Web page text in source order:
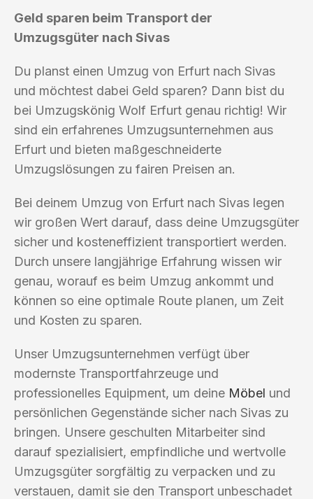
Geld sparen beim Transport der
Umzugsgüter nach Sivas
Du planst einen Umzug von Erfurt nach Sivas
und möchtest dabei Geld sparen? Dann bist du
bei Umzugskönig Wolf Erfurt genau richtig! Wir
sind ein erfahrenes Umzugsunternehmen aus
Erfurt und bieten maßgeschneiderte
Umzugslösungen zu fairen Preisen an.
Bei deinem Umzug von Erfurt nach Sivas legen
wir großen Wert darauf, dass deine Umzugsgüter
sicher und kosteneffizient transportiert werden.
Durch unsere langjährige Erfahrung wissen wir
genau, worauf es beim Umzug ankommt und
können so eine optimale Route planen, um Zeit
und Kosten zu sparen.
Unser Umzugsunternehmen verfügt über
modernste Transportfahrzeuge und
professionelles Equipment, um deine Möbel und
persönlichen Gegenstände sicher nach Sivas zu
bringen. Unsere geschulten Mitarbeiter sind
darauf spezialisiert, empfindliche und wertvolle
Umzugsgüter sorgfältig zu verpacken und zu
verstauen, damit sie den Transport unbeschadet